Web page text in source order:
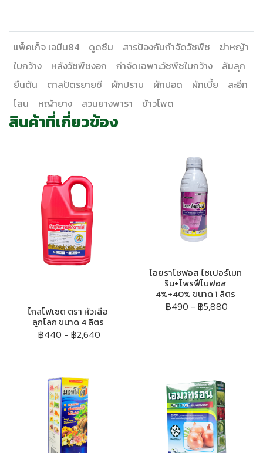
แพ็คเก็จ เอมีน84 ดูดซึม สารป้องกันกำจัดวัชพืช
ฆ่าหญ้า
ใบกว้าง
หลังวัชพืชงอก กำจัดเฉพาะวัชพืชใบกว้าง
ล้มลุก
ยืนต้น
ตาลปัตรยายชี ผักปราบ ผักปอด ผักเบี้ย
สะอึก
โสน
หญ้ายาง สวนยางพารา ข้าวโพด
สินค้าที่เกี่ยวข้อง
ไกลโฟเซต ตรา หัวเสือ
ลูกโลก ขนาด 4 ลิตร
฿440 - ฿2,640
ไอยราโซฟอส ไซเปอร์เมท
ริน+โพรฟีโนฟอส
4%+40% ขนาด 1 ลิตร
฿490 - ฿5,880